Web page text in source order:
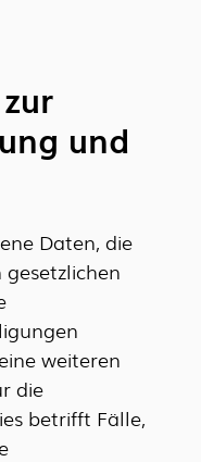
und
Daten, die
weiteren
die
betrifft Fälle,